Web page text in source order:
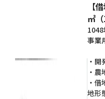
【
㎡
1048
事業
・開
・農
・
地形